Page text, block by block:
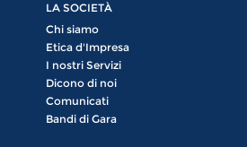
LA SOCIETÀ
Chi siamo
Etica d'Impresa
I nostri Servizi
Dicono di noi
Comunicati
Bandi di Gara